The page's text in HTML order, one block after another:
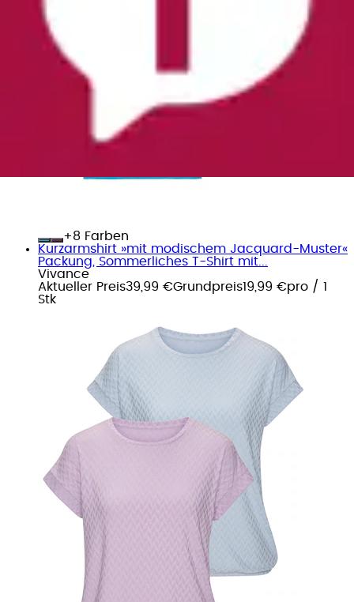
+
Farben
Kurzarmshirt »mit modischem Jacquard-Muster«
Packung, Sommerliches T-Shirt mit...
Vivance
Aktueller Preis39,99 €Grundpreis19,99 €pro / 1
Stk